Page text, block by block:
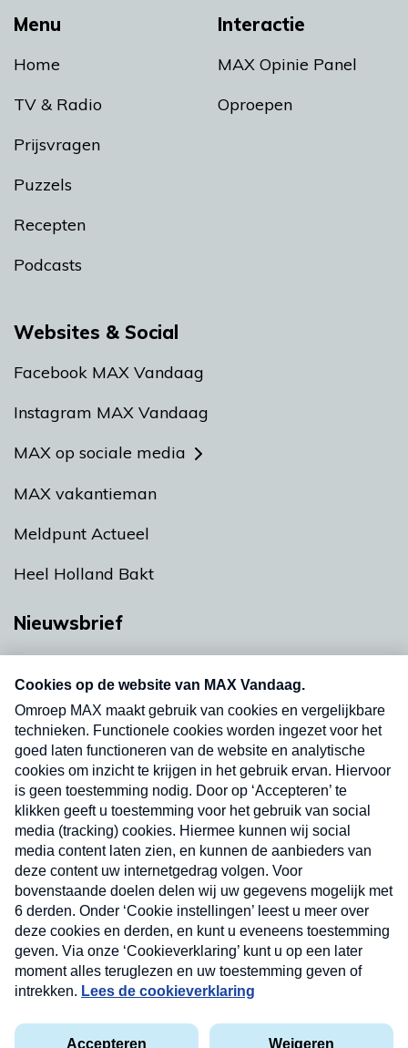
Menu
Home
TV & Radio
Prijsvragen
Puzzels
Recepten
Podcasts
Interactie
MAX Opinie Panel
Oproepen
Websites & Social
Facebook MAX Vandaag
Instagram MAX Vandaag
MAX op sociale media
MAX vakantieman
Meldpunt Actueel
Heel Holland Bakt
Nieuwsbrief
nieuwsbrief. Elke vrijdag- en dinsdagochtend in
uw mailbox.
Verzend
Privacyverklaring
Cookieverklaring
Nieuwsbrief
Neem hier een gratis abonnement op onze
nieuwsbrief. Elke vrijdag- en dinsdagochtend in uw